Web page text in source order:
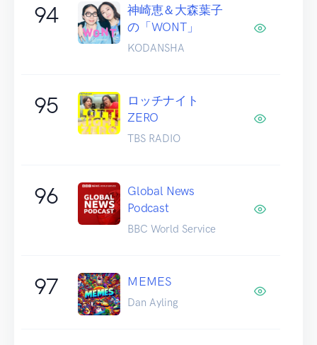
94
神崎恵＆大森葉子
の「WONT」
KODANSHA
95
ロッチナイト
ZERO
TBS RADIO
96
Global News
Podcast
BBC World Service
97 MEMES
Dan Ayling